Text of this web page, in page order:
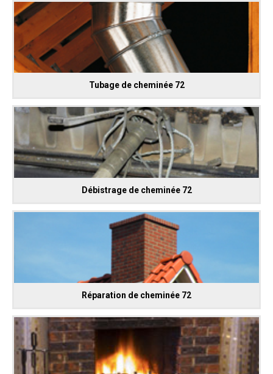
Tubage de cheminée 72
Débistrage de cheminée 72
Réparation de cheminée 72